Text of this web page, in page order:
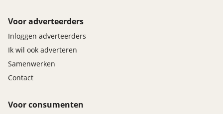
Bandenspanningscontrolesysteem
Derde remlicht
Hill hold functie
Voor adverteerders
Inloggen adverteerders
Ik wil ook adverteren
Samenwerken
Contact
Voor consumenten